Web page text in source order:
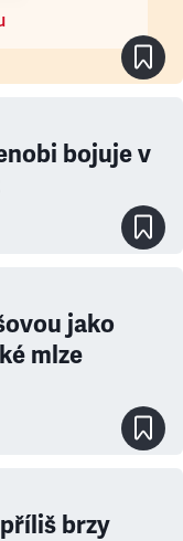
bojuje v
jako
mlze
brzy